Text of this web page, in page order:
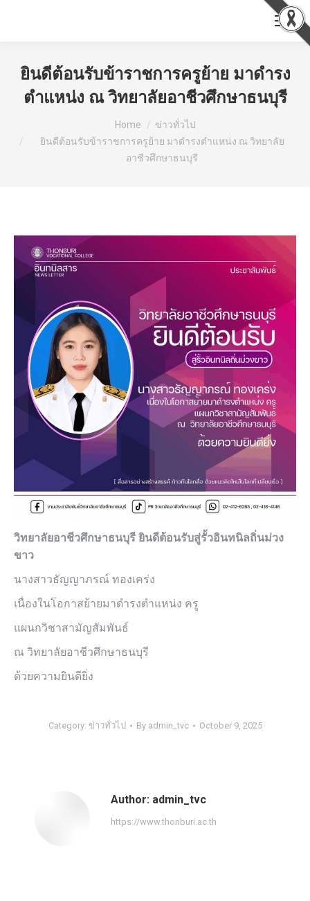
ยินดีต้อนรับข้าราชการครูย้าย มาดำรง
ตำแหน่ง ณ วิทยาลัยอาชีวศึกษาธนบุรี
Home
ข่าวทั่วไป
ยินดีต้อนรับข้าราชการครูย้าย มาดำรงตำแหน่ง ณ วิทยาลัย
อาชีวศึกษาธนบุรี
วิทยาลัยอาชีวศึกษาธนบุรี ยินดีต้อนรับสู่รั้วอินทนิลถิ่นม่วง
ขาว
นางสาวธัญญาภรณ์ ทองเคร่ง
เนื่องในโอกาสย้ายมาดำรงตำแหน่ง ครู
แผนกวิชาสามัญสัมพันธ์
ณ วิทยาลัยอาชีวศึกษาธนบุรี
ด้วยความยินดียิ่ง
Category: ข่าวทั่วไป By admin_tvc October 9, 2025
Author: admin_tvc
https://www.thonburi.ac.th